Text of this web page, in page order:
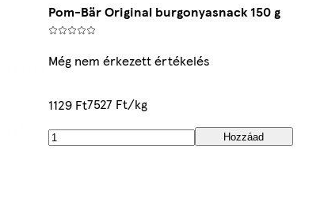
Pom-Bär Original burgonyasnack 150 g
Még nem érkezett értékelés
1129 Ft7527 Ft/kg
Hozzáad